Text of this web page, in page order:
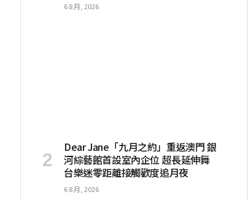
6 8 月, 2026
Dear Jane「九月之約」重返澳門 銀
河綜藝館首設室內企位 超長延伸舞
台樂迷零距離接觸歡度追月夜
6 8 月, 2026